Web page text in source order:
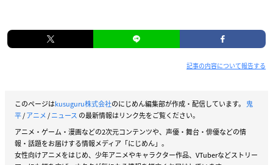
記事の内容について報告する
このページはkusuguru株式会社のにじめん編集部が作成・配信しています。 鬼
平/アニメ/ニュース の最新情報はリンク先をご覧ください。
アニメ・ゲーム・漫画などの2次元コンテンツや、声優・舞台・俳優などの情
報・話題をお届けする情報メディア「にじめん」。
女性向けアニメをはじめ、少年アニメやキャラクター作品、VTuberなどストリー